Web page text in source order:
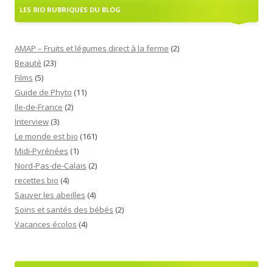
LES BIO RUBRIQUES DU BLOG
AMAP – Fruits et légumes direct à la ferme (2)
Beauté (23)
Films (5)
Guide de Phyto (11)
Ile-de-France (2)
Interview (3)
Le monde est bio (161)
Midi-Pyrénées (1)
Nord-Pas-de-Calais (2)
recettes bio (4)
Sauver les abeilles (4)
Soins et santés des bébés (2)
Vacances écolos (4)